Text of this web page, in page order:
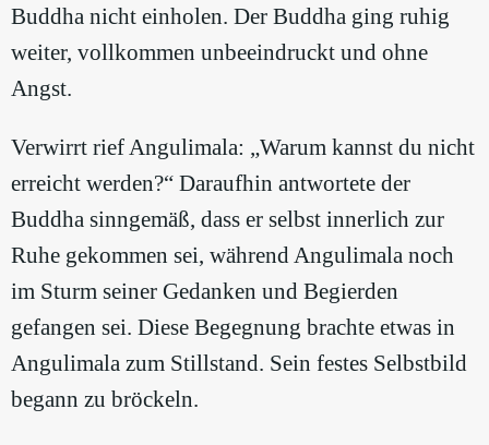
Buddha nicht einholen. Der Buddha ging ruhig
weiter, vollkommen unbeeindruckt und ohne
Angst.
Verwirrt rief Angulimala: „Warum kannst du nicht
erreicht werden?“ Daraufhin antwortete der
Buddha sinngemäß, dass er selbst innerlich zur
Ruhe gekommen sei, während Angulimala noch
im Sturm seiner Gedanken und Begierden
gefangen sei. Diese Begegnung brachte etwas in
Angulimala zum Stillstand. Sein festes Selbstbild
begann zu bröckeln.